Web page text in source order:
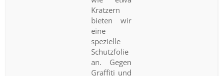
Kratzern
bieten wir
eine
spezielle
Schutzfolie
an. Gegen
Graffiti und